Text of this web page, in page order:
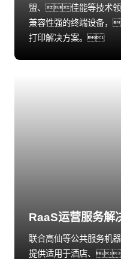
盟、佳能等技
兼容性强的终端设备
打印解决方案。
RaaS运营服务解
联合高仙等公共服务机
提供适用于酒店、